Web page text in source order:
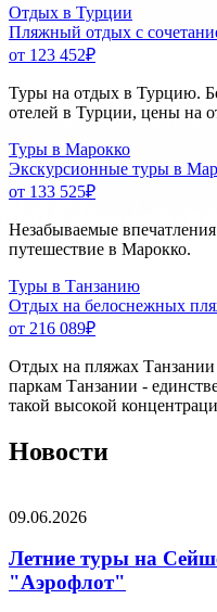
Отдых в Турции
Пляжный отдых с
от 123 452₽
Туры на отдых в Турцию.
отелей в Турции, цены на
Туры в Марокко
Экскурсионные туры в
от 133 525₽
Незабываемые
путешествие в Марокко.
Туры в Танзанию
Отдых на белоснежных
от 216 089₽
Отдых на пляжах
паркам Танзании -
такой высокой
Новости
09.06.2026
Летние туры на
"Аэрофлот"